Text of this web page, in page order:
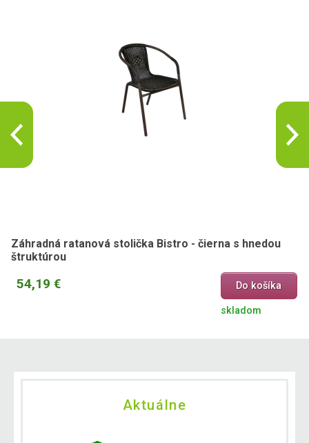
Záhradná ratanová stolička Bistro - čierna s hnedou
štruktúrou
54,19 € Do košíka
skladom
Aktuálne